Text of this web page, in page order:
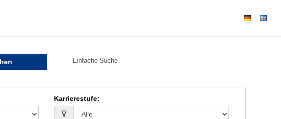
Einfache Suche
Karrierestufe: